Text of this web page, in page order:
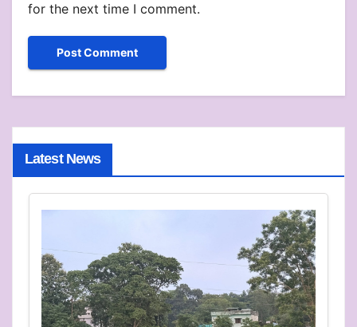
for the next time I comment.
Latest News